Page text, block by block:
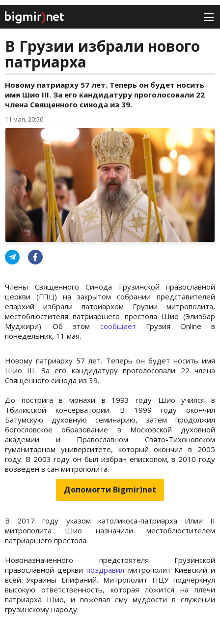
В Грузии избрали нового
патриарха
Новому патриарху 57 лет. Теперь он будет носить
имя Шио III. За его кандидатуру проголосовали 22
члена Священного синода из 39.
11 мая, 20:56
Члены Священного Синода Грузинской православной
церкви (ГПЦ) на закрытом собрании представителей
епархий избрали патриархом Грузии митрополита,
местоблюстителя патриаршего престола Шио (Элизбар
Муджири). Об этом сообщает Грузия Online в
понедельник, 11 мая.
Новому патриарху 57 лет. Теперь он будет носить имя
Шио III. За его кандидатуру проголосовали 22 члена
Священного синода из 39.
До пострига в монахи в 1993 году Шио учился в
Тбилисской консерватории. В 1999 году окончил
Батумскую духовную семинарию, затем продолжил
богословское образование в Московской духовной
академии и Православном Свято-Тихоновском
гуманитарном университете, который окончил в 2005
году. В 2003 году он был избран епископом, в 2010 году
возведен в сан митрополита.
Допомогти Bigmir)net
В 2017 году указом католикоса-патриарха Илии II
митрополита Шио назначили местоблюстителем
патриаршего престола.
Новоназначенного предстоятеля Грузинской
православной церквипоздравил митрополит Киевский и
всей Украины Епифаний. Митрополит ПЦУ подчеркнул
высокую ответственность, которая ложится на плечи
патриарха Шио, и пожелал ему мудрости в служении
грузинскому народу.